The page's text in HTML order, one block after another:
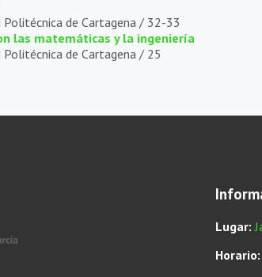
Politécnica de Cartagena / 32-33
las matemáticas y la ingeniería
Politécnica de Cartagena / 25
Lugar:
Horario: